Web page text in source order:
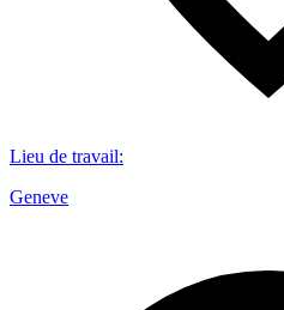
Lieu de travail:
Geneve